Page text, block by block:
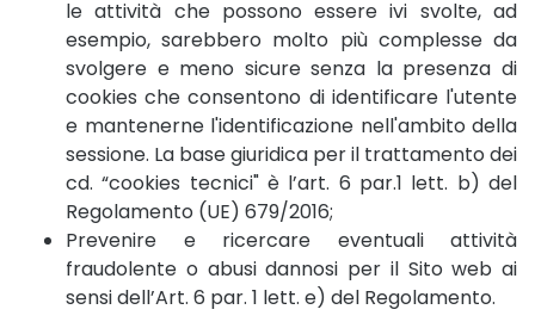
le attività che possono essere ivi svolte, ad
esempio, sarebbero molto più complesse da
svolgere e meno sicure senza la presenza di
cookies che consentono di identificare l'utente
e mantenerne l'identificazione nell'ambito della
sessione. La base giuridica per il trattamento dei
cd. “cookies tecnici" è l’art. 6 par.1 lett. b) del
Regolamento (UE) 679/2016;
Prevenire e ricercare eventuali attività
fraudolente o abusi dannosi per il Sito web ai
sensi dell’Art. 6 par. 1 lett. e) del Regolamento.